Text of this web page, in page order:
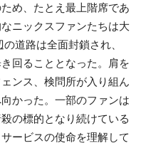
め、たとえ最上階席であ
ニックスファンたちは大
道路は全面封鎖され、
回ることとなった。肩を
ンス、検問所が入り組ん
かった。一部のファンは
の標的となり続けている
ービスの使命を理解して